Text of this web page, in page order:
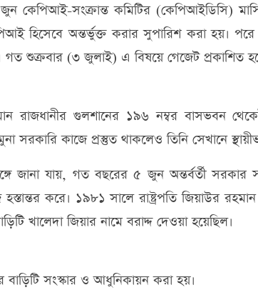
জুন কেপিআই-সংক্রান্ত কমিটির (কেপিআইডিসি)
হিসেবে অন্তর্ভুক্ত করার সুপারিশ করা হয়।
গত শুক্রবার (৩ জুলাই) এ বিষয়ে গেজেট প্রকাশিত
রাজধানীর গুলশানের ১৯৬ নম্বর বাসভবন
সরকারি কাজে প্রস্তুত থাকলেও তিনি সেখানে
জানা যায়, গত বছরের ৫ জুন অন্তর্বর্তী সরকার
হস্তান্তর করে। ১৯৮১ সালে রাষ্ট্রপতি জিয়াউর
খালেদা জিয়ার নামে বরাদ্দ দেওয়া হয়েছিল।
সংস্কার ও আধুনিকায়ন করা হয়।